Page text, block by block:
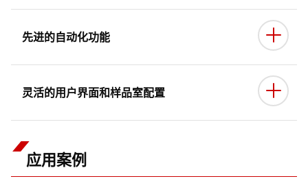
采用高亮度、高稳定的新型冷场发射电子枪，以实现超高
分辨观察。
先进的自动化功能
灵活的用户界面和样品室配置
应用案例